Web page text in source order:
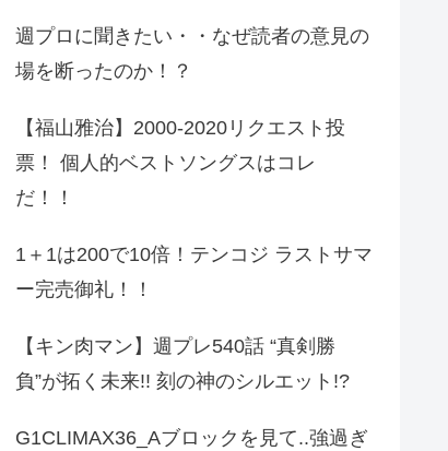
週プロに聞きたい・・なぜ読者の意見の
場を断ったのか！？
【福山雅治】2000-2020リクエスト投
票！ 個人的ベストソングスはコレ
だ！！
1＋1は200で10倍！テンコジ ラストサマ
ー完売御礼！！
【キン肉マン】週プレ540話 “真剣勝
負”が拓く未来!! 刻の神のシルエット!?
G1CLIMAX36_Aブロックを見て..強過ぎ